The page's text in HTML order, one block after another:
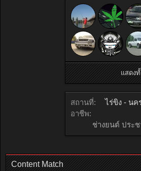
แสดง
สถานที่:
ไร่ขิง - นค
อาชีพ:
ช่างยนต์ ประช
Content Match